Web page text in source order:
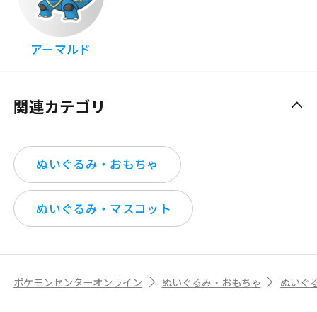
アーマルド
関連カテゴリ
ぬいぐるみ・おもちゃ
ぬいぐるみ・マスコット
ポケモンセンターオンライン ぬいぐるみ・おもちゃ ぬいぐ